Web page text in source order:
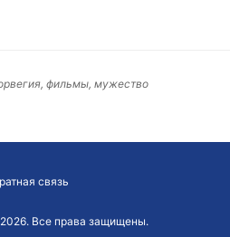
фильмы, мужество
связь
Все права защищены.